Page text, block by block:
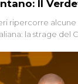
Il
ripercorre
la strage del